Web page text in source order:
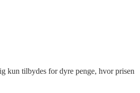
kun tilbydes for dyre penge, hvor prisen